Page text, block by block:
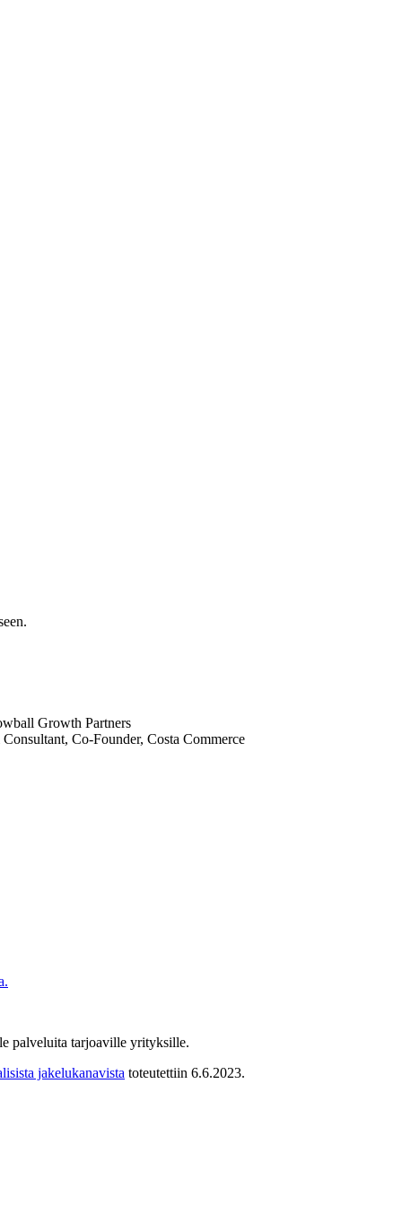
Growth Partners
Co-Founder, Costa Commerce
palveluita tarjoaville yrityksille.
jakelukanavista toteutettiin 6.6.2023.